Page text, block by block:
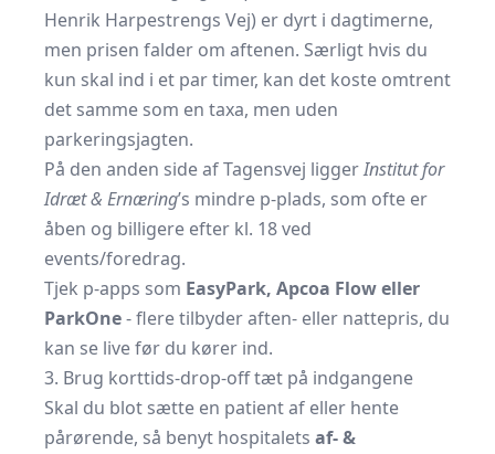
Henrik Harpestrengs Vej) er dyrt i dagtimerne,
men prisen falder om aftenen. Særligt hvis du
kun skal ind i et par timer, kan det koste omtrent
det samme som en taxa, men uden
parkeringsjagten.
På den anden side af Tagensvej liggerInstitut for
Idræt & Ernæring’s mindre p-plads, som ofte er
åben og billigere efter kl. 18 ved
events/foredrag.
Tjek p-apps som EasyPark, Apcoa Flow eller
ParkOne- flere tilbyder aften- eller nattepris, du
kan se live før du kører ind.
3. Brug korttids-drop-off tæt på indgangene
Skal du blot sætte en patient af eller hente
pårørende, så benyt hospitalets af- &